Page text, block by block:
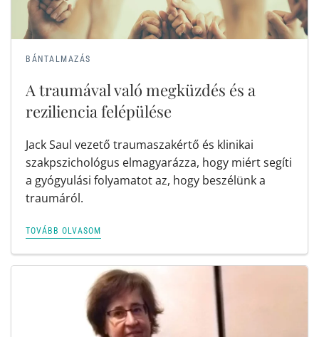
BÁNTALMAZÁS
A traumával való megküzdés és a
reziliencia felépülése
Jack Saul vezető traumaszakértő és klinikai
szakpszichológus elmagyarázza, hogy miért segíti
a gyógyulási folyamatot az, hogy beszélünk a
traumáról.
TOVÁBB OLVASOM